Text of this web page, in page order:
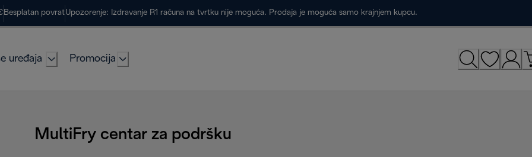
Besplatan povratUpozorenje: Izdravanje R1 računa na tvrtku nije moguća. Prodaja je moguća samo krajnjem kupcu.
uređaja Promocija
MultiFry centar za podršku